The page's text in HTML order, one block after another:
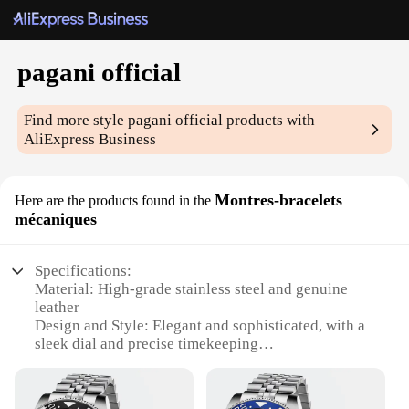
pagani official
Find more stylepagani official products with
AliExpress Business
Here are the products found in the Montres-bracelets
mécaniques
Specifications:
Material: High-grade stainless steel and genuine
leather
Design and Style: Elegant and sophisticated, with a
sleek dial and precise timekeeping
occasions, perfect for the discerning watch
enthusiast